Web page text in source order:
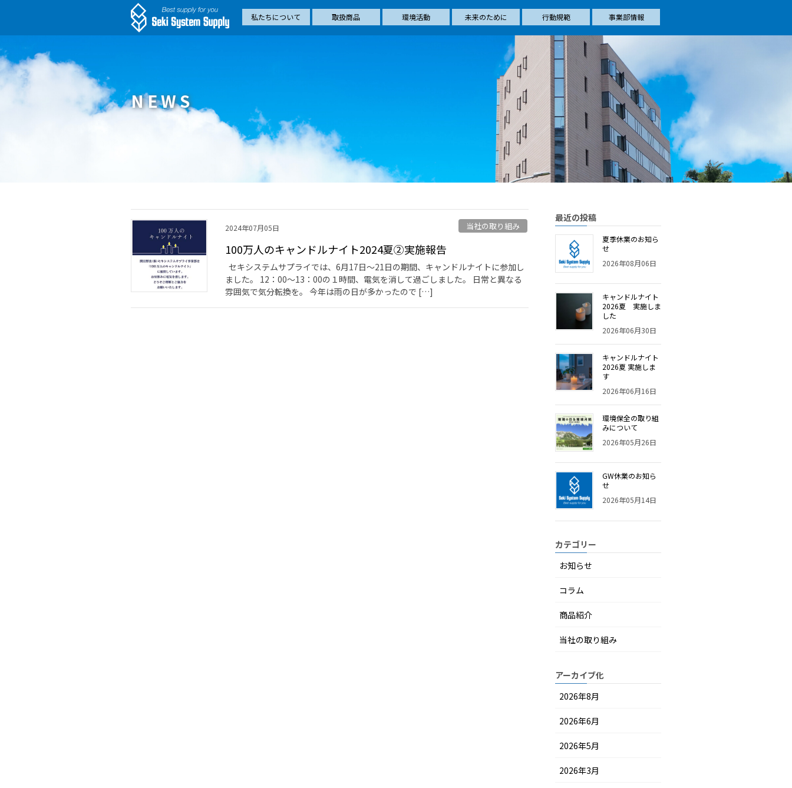
私たちについて 取扱商品 環境活動 未来のために 行動規範 事業部情報
NEWS
2024年07月05日 当社の取り組み
100万人のキャンドルナイト2024夏②実施報告
セキシステムサプライでは、6月17日〜21日の期間、キャンドルナイトに参加し
ました。 12：00〜13：00の１時間、電気を消して過ごしました。 日常と異なる
雰囲気で気分転換を。 今年は雨の日が多かったので […]
最近の投稿
夏季休業のお知ら
せ
2026年08月06日
キャンドルナイト
2026夏 実施しま
した
2026年06月30日
キャンドルナイト
2026夏 実施しま
す
2026年06月16日
環境保全の取り組
みについて
2026年05月26日
GW休業のお知ら
せ
2026年05月14日
カテゴリー
お知らせ
コラム
商品紹介
当社の取り組み
アーカイブ化
2026年8月
2026年6月
2026年5月
2026年3月